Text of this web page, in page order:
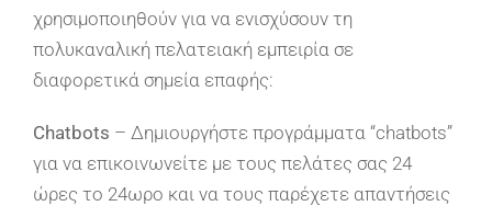
χρησιμοποιηθούν για να ενισχύσουν τη
πολυκαναλική πελατειακή εμπειρία σε
διαφορετικά σημεία επαφής:
Chatbots – Δημιουργήστε προγράμματα “chatbots”
για να επικοινωνείτε με τους πελάτες σας 24
ώρες το 24ωρο και να τους παρέχετε απαντήσεις